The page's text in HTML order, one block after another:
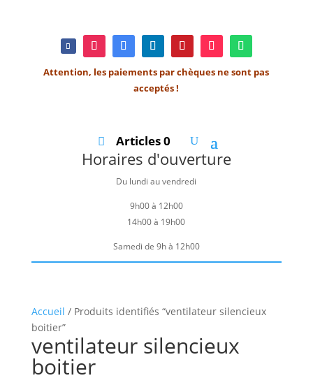
Attention, les paiements par chèques ne sont pas
acceptés !
Articles 0
Horaires d'ouverture
Du lundi au vendredi
9h00 à 12h00
14h00 à 19h00
Samedi de 9h à 12h00
Accueil / Produits identifiés “ventilateur silencieux
boitier”
ventilateur silencieux
boitier